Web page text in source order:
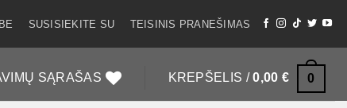
SUSISIEKITE SU TEISINIS PRANEŠIMAS
SĄRAŠAS KREPŠELIS /0,00€ 0